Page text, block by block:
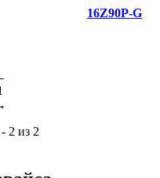
16Z90P-G
2 из 2